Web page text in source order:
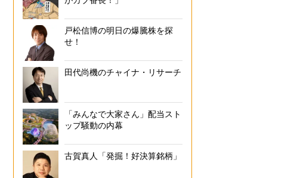
戸松信博の明日の爆騰株を探
せ！
田代尚機のチャイナ・リサーチ
「みんなで大家さん」配当スト
ップ騒動の内幕
古賀真人「発掘！好決算銘柄」